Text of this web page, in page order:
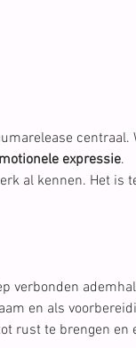
expressie.
al kennen. Het is
verbonden
en als
rust te brengen